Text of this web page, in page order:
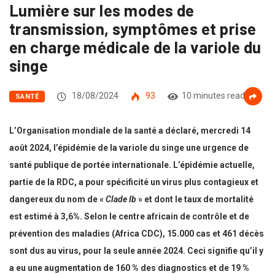
Lumière sur les modes de
transmission, symptômes et prise
en charge médicale de la variole du
singe
SANTÉ 18/08/2024 93 10 minutes read
L’Organisation mondiale de la santé a déclaré, mercredi 14
août 2024, l’épidémie de la variole du singe une urgence de
santé publique de portée internationale. L’épidémie actuelle,
partie de la RDC, a pour spécificité un virus plus contagieux et
dangereux du nom de «Clade Ib» et dont le taux de mortalité
est estimé à 3,6%. Selon le centre africain de contrôle et de
prévention des maladies (Africa CDC), 15.000 cas et 461 décès
sont dus au virus, pour la seule année 2024. Ceci signifie qu’il y
a eu une augmentation de 160 % des diagnostics et de 19 %